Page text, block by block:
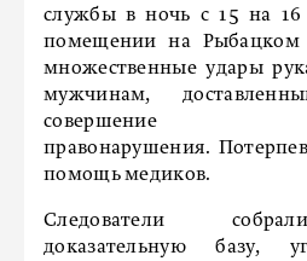
службы в ночь с 15 на
помещении на Рыбацком
множественные удары
мужчинам,
совершение
правонарушения.
помощь медиков.
Следователи
доказательную базу,